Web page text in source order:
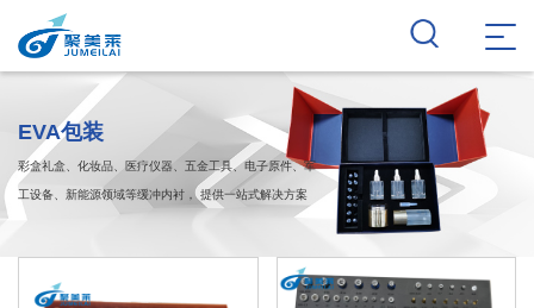
EVA包装
彩盒礼盒、化妆品、医疗仪器、五金工具、电子原件、军
工设备、新能源领域等缓冲内衬， 提供一站式解决方案